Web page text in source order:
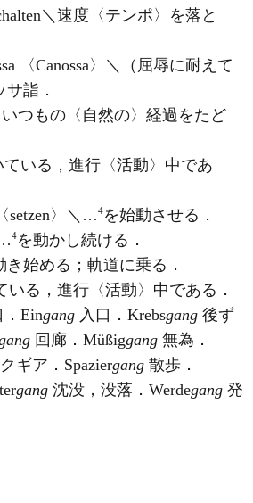
＼速度〈テンポ〉を落と
〈Canossa〉＼（屈辱に耐えて
詣．
いつもの〈自然の〉経過をたど
ている，進行〈活動〉中であ
setzen〉＼…4を始動させる．
4を動かし続ける．
き始める；軌道に乗る．
いる，進行〈活動〉中である．
．Eingang 入口．Krebsgang 後ず
回廊．Müßiggang 無為．
ギア．Spaziergang 散歩．
gang 沈没，没落．Werdegang 発